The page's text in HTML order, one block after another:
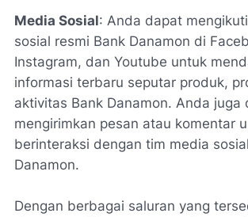
Media Sosial: Anda dapat
sosial resmi Bank Danamon di
Instagram, dan Youtube untuk
informasi terbaru seputar produk,
aktivitas Bank Danamon. Anda juga
mengirimkan pesan atau komentar
berinteraksi dengan tim media
Danamon.
Dengan berbagai saluran yang